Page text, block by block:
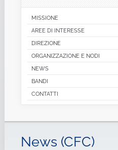
MISSIONE
AREE DI INTERESSE
DIREZIONE
ORGANIZZAZIONE E NODI
NEWS
BANDI
CONTATTI
News (CFC)